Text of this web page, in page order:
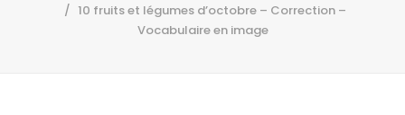
#SOFRENCHCLASS PRIVACY POLICY
10 fruits et légumes d’octobre – Correction –
Vocabulaire en image